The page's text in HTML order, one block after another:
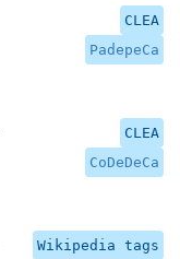
CLEA
PadepeCa
CLEA
CoDeDeCa
Wikipedia tags